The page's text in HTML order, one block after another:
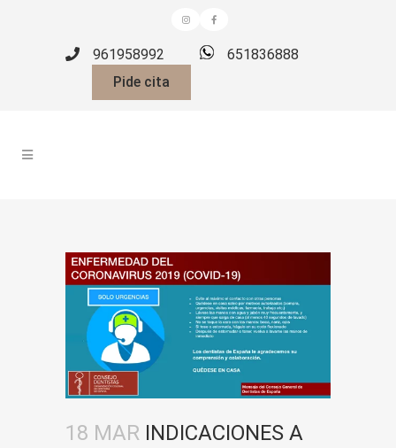
961958992
651836888
Pide cita
18 MAR INDICACIONES A